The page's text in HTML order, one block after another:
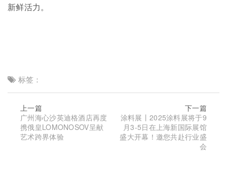
新鲜活力。
标签：
上一篇
广州海心沙英迪格酒店再度
携俄皇LOMONOSOV呈献
艺术跨界体验
下一篇
涂料展丨2025涂料展将于9
月3-5日在上海新国际展馆
盛大开幕！邀您共赴行业盛
会